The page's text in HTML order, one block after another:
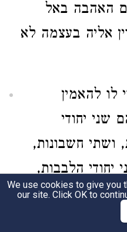
האהבה באל
אליה בעצמה לא
לו להאמין
שני יחודי
ושתי חשבונות,
יחודי הלבבות,
הבורא,
ולעבדו
We use cookies to give you
our site. Click OK to